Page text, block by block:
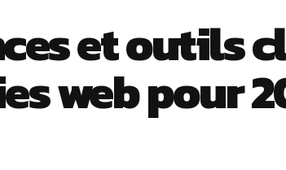
et outils
web pour